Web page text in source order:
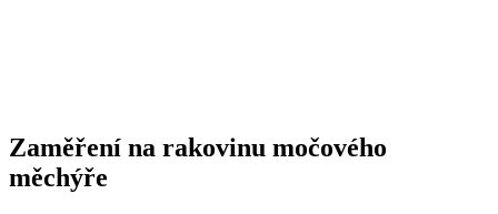
Zaměření na rakovinu močového
měchýře